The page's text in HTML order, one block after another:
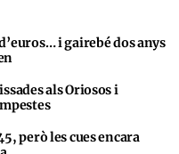
i gairebé dos anys
als Oriosos i
però les cues encara